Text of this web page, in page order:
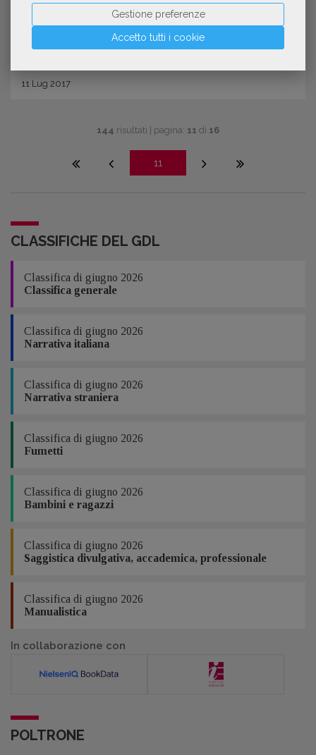
Accetto tutti i cookie
Gestione preferenze
11 Lug 2017
144 risultati | pagina: 11 di 16
11
CLASSIFICHE DEL GDL
Classifica di giugno 2026
Classifica generale
Classifica di giugno 2026
Narrativa italiana
Classifica di giugno 2026
Narrativa straniera
Classifica di giugno 2026
Fumetti
Classifica di giugno 2026
Bambini e ragazzi
Classifica di giugno 2026
Saggistica divulgativa, accademica, professionale
Classifica di giugno 2026
Manualistica
In collaborazione con
POLTRONE